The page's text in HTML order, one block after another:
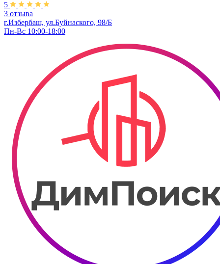
5
3 отзыва
г.Избербаш, ул.Буйнаского, 98/Б
Пн-Вс 10:00-18:00